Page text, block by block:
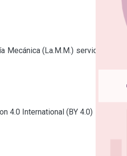
(La.M.M.) servicios de
4.0 International (BY 4.0)